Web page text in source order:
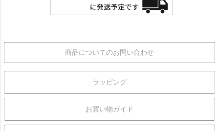
商品についてのお問い合わせ
ラッピング
お買い物ガイド